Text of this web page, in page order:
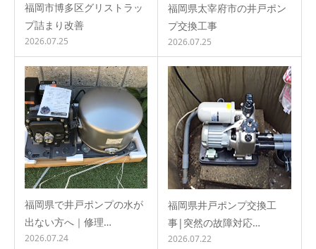
福岡市博多区グリストラッ
プ詰まり改善
2026.07.25
福岡県太宰府市の井戸ポン
プ交換工事
2026.07.25
福岡県で井戸ポンプの水が
出ない方へ｜修理…
2026.07.24
福岡県井戸ポンプ交換工
事|突然の故障対応…
2026.07.22